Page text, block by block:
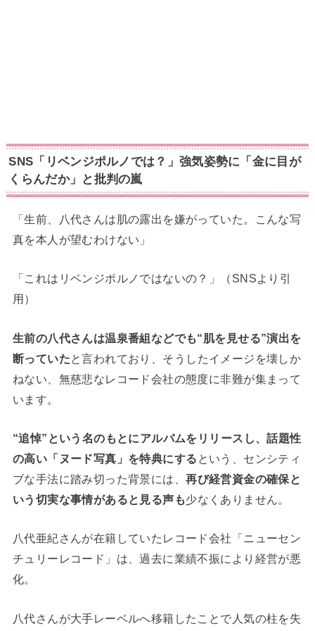
SNS「リベンジポルノでは？」強気姿勢に「金に目が
くらんだか」と批判の嵐
「生前、八代さんは肌の露出を嫌がっていた。こんな写
真を本人が望むわけない」
「これはリベンジポルノではないの？」（SNSより引
用）
生前の八代さんは温泉番組などでも“肌を見せる”演出を
断っていた と言われており、そうしたイメージを壊しか
ねない、無慈悲なレコード会社の態度に非難が集まって
います。
“追悼”という名のもとにアルバムをリリースし、話題性
の高い「ヌード写真」を特典にする という、センシティ
ブな手法に踏み切った背景には、再び経営資金の確保と
いう切実な事情があると見る声も少なくありません。
八代亜紀さんが在籍していたレコード会社「ニューセン
チュリーレコード」は、過去に業績不振により経営が悪
化。
八代さんが大手レーベルへ移籍したことで人気の柱を失